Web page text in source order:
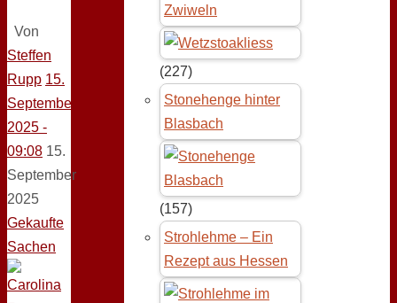
Von
Steffen
Rupp 15.
September
2025 -
09:08 15.
September
2025
Gekaufte
Sachen
Zwiweln
(227)
Stonehenge hinter
Blasbach
(157)
Strohlehme – Ein
Rezept aus Hessen